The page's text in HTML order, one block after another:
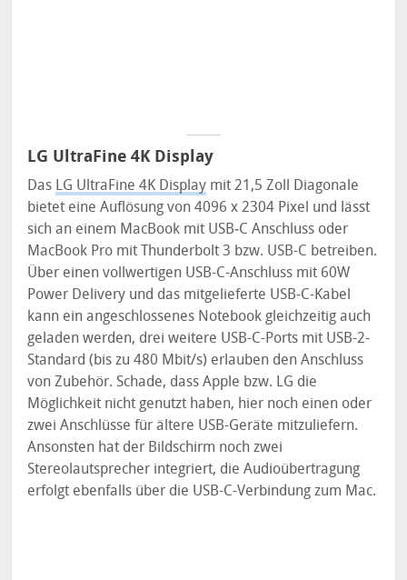
LG UltraFine 4K Display
Das LG UltraFine 4K Display mit 21,5 Zoll Diagonale
bietet eine Auflösung von 4096 x 2304 Pixel und lässt
sich an einem MacBook mit USB‑C Anschluss oder
MacBook Pro mit Thunderbolt 3 bzw. USB-C betreiben.
Über einen vollwertigen USB-C-Anschluss mit 60W
Power Delivery und das mitgelieferte USB-C-Kabel
kann ein angeschlossenes Notebook gleichzeitig auch
geladen werden, drei weitere USB-C-Ports mit USB-2-
Standard (bis zu 480 Mbit/s) erlauben den Anschluss
von Zubehör. Schade, dass Apple bzw. LG die
Möglichkeit nicht genutzt haben, hier noch einen oder
zwei Anschlüsse für ältere USB-Geräte mitzuliefern.
Ansonsten hat der Bildschirm noch zwei
Stereolautsprecher integriert, die Audioübertragung
erfolgt ebenfalls über die USB-C-Verbindung zum Mac.